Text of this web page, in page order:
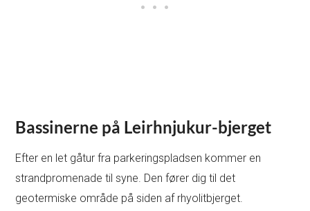
Bassinerne på Leirhnjukur-bjerget
Efter en let gåtur fra parkeringspladsen kommer en
strandpromenade til syne. Den fører dig til det
geotermiske område på siden af rhyolitbjerget.